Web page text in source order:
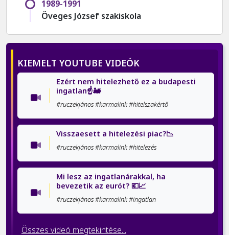
1989-1991
Öveges József szakiskola
KIEMELT YOUTUBE VIDEÓK
Ezért nem hitelezhető ez a budapesti
ingatlan☝️🚂
#ruczekjános #karmalink #hitelszakértő
Visszaesett a hitelezési piac?📉
#ruczekjános #karmalink #hitelezés
Mi lesz az ingatlanárakkal, ha
bevezetik az eurót? 💶📈
#ruczekjános #karmalink #ingatlan
Összes videó megtekintése...